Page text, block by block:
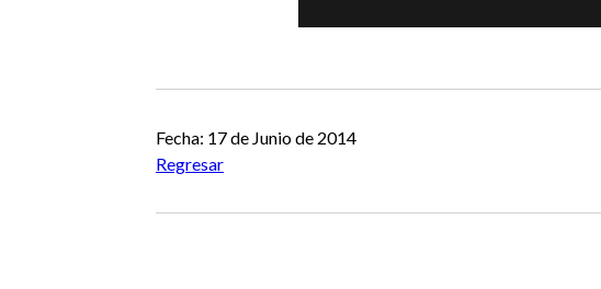
Fecha: 17 de Junio de 2014
Regresar